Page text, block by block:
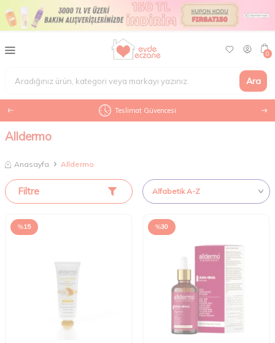
Ara
0
Teslimat Güvencesi
Alldermo
Anasayfa Alldermo
Filtre
%15 %30